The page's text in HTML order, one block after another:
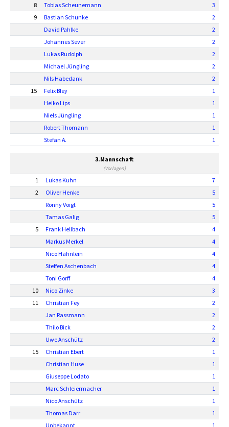
8
Tobias Scheunemann
3
9
Bastian Schunke
2
David Pahlke
2
Johannes Sever
2
Lukas Rudolph
2
Michael Jüngling
2
Nils Habedank
2
15
Felix Bley
1
Heiko Lips
1
Niels Jüngling
1
Robert Thomann
1
Stefan A.
1
3.Mannschaft
(Vorlagen)
1 Lukas Kuhn
7
2
Oliver Henke
5
Ronny Voigt
5
Tamas Galig
5
5
Frank Hellbach
4
Markus Merkel
4
Nico Hähnlein
4
Steffen Aschenbach
4
Toni Gorff
4
10
Nico Zinke
3
11
Christian Fey
2
Jan Rassmann
2
Thilo Bick
2
Uwe Anschütz
2
15
Christian Ebert
1
Christian Huse
1
Giuseppe Lodato
1
Marc Schleiermacher
1
Nico Anschütz
1
Thomas Darr
1
Unbekannt
1